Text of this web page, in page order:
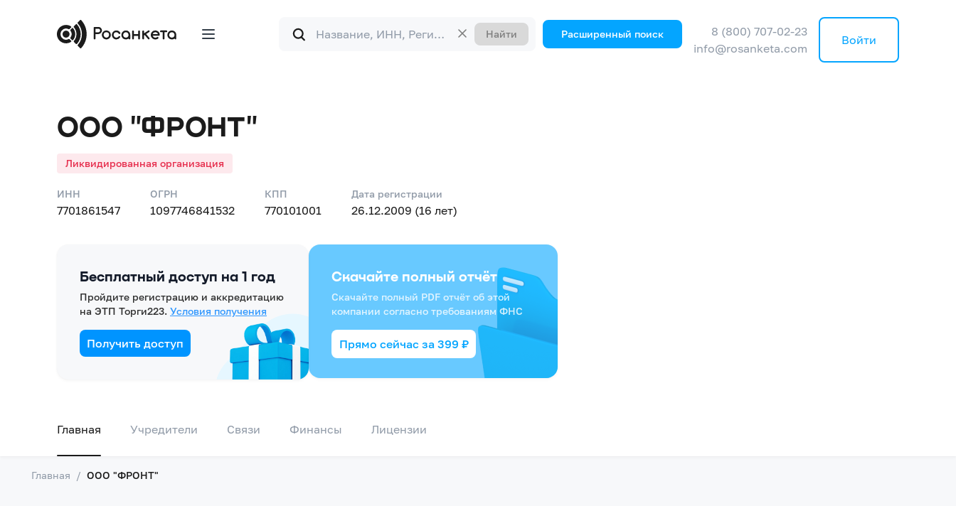
Форма
поиска
Найти Расширенный поиск
8 (800) 707-02-23
info@rosanketa.com
Войти
ООО "ФРОНТ"
Ликвидированная организация
ИНН
7701861547
ОГРН
1097746841532
КПП
770101001
Дата регистрации
26.12.2009 (16 лет)
Бесплатный доступ на 1 год
Пройдите регистрацию и аккредитацию
на ЭТП Торги223. Условия получения
Получить доступ
Скачайте полный отчёт
Скачайте полный PDF отчёт об этой
компании согласно требованиям ФНС
Прямо сейчас за 399 ₽
Главная Учредители Связи Финансы Лицензии
Главная / ООО "ФРОНТ"